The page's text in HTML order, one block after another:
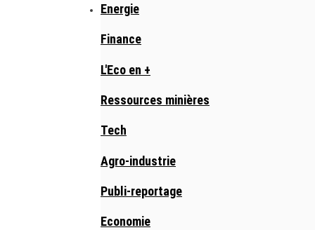
Energie
Finance
L'Eco en +
Ressources minières
Tech
Agro-industrie
Publi-reportage
Economie